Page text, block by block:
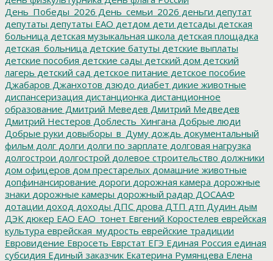
День_Победы_2026 День_семьи_2026 деньги депутат
депутаты депутаты ЕАО детдом дети детсады детская
больница детская музыкальная школа детская площадка
детская_больница детские батуты детские выплаты
детские пособия детские сады детский дом детский
лагерь детский сад детское питание детское пособие
Джабаров Джанхотов дзюдо диабет дикие животные
диспансеризация дистанционка дистанционное
образование Дмитрий Меведев Дмитрий Медведев
Дмитрий Нестеров Доблесть_Хингана Добрые люди
Добрые руки довыборы_в_Думу дождь документальный
фильм долг долги долги по зарплате долговая нагрузка
долгострои долгострой долевое строительство должники
дом офицеров дом престарелых домашние животные
допфинансирование дороги дорожная камера дорожные
знаки дорожные камеры дорожный радар ДОСААФ
дотации доход доходы ДПС дрова ДТП дтп Дудин дым
ДЭК дюкер ЕАО ЕАО_тонет Евгений Коростелев еврейская
культура еврейская_мудрость еврейские традиции
Евровидение Евросеть Еврстат ЕГЭ Единая Россия единая
субсидия Единый заказчик Екатерина Румянцева Елена